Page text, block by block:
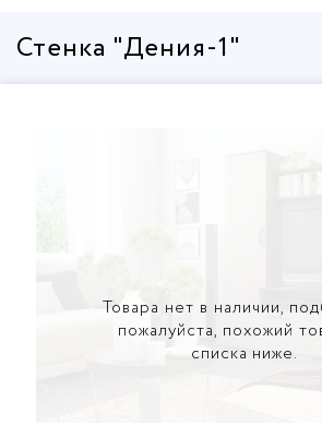
Стенка "Дения-1"
Товара нет в наличии,
пожалуйста, похожий
списка ниже.